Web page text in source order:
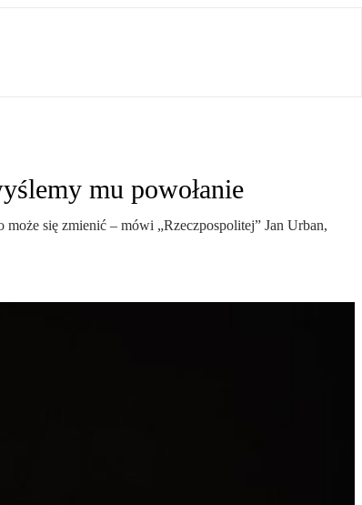
mu powołanie
się zmienić – mówi „Rzeczpospolitej” Jan Urban,